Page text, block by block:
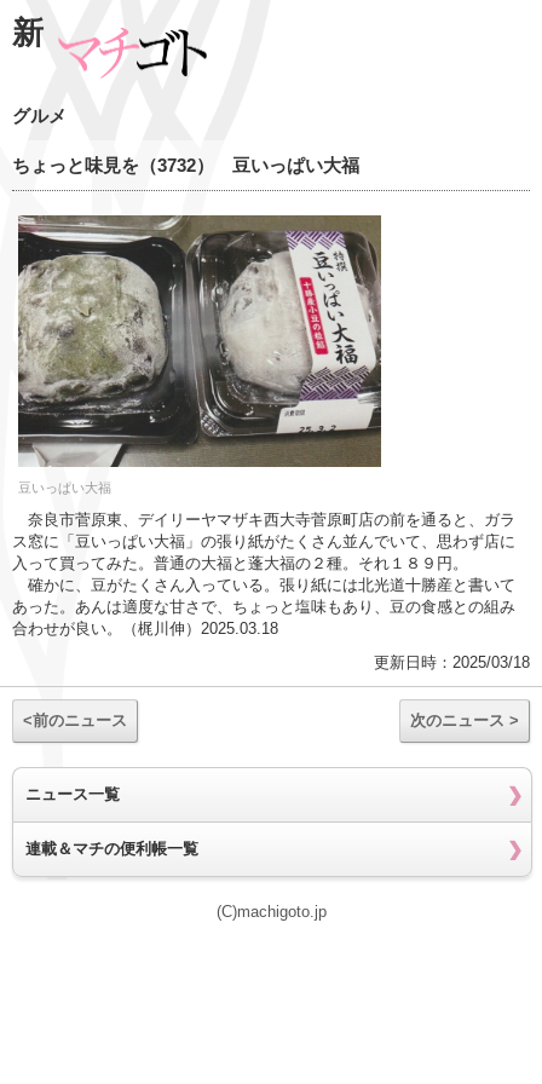
新
グルメ
ちょっと味見を（3732） 豆いっぱい大福
豆いっぱい大福
奈良市菅原東、デイリーヤマザキ西大寺菅原町店の前を通ると、ガラ
ス窓に「豆いっぱい大福」の張り紙がたくさん並んでいて、思わず店に
入って買ってみた。普通の大福と蓬大福の２種。それ１８９円。
確かに、豆がたくさん入っている。張り紙には北光道十勝産と書いて
あった。あんは適度な甘さで、ちょっと塩味もあり、豆の食感との組み
合わせが良い。（梶川伸）2025.03.18
更新日時：2025/03/18
<前のニュース 次のニュース >
ニュース一覧
連載＆マチの便利帳一覧
(C)machigoto.jp